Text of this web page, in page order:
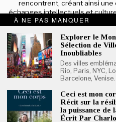
rencontrent, créant ainsi
échanges intellectuels et
© 2024 – TOUS
QUI SOMMES-NOUS
POPULAIRE
Mona Jafarian
pour mieux
que l’histoire
À NE PAS MANQUER
Explorer le
Sélection de
Inoubliables
Des villes
Rio, Paris, NYC,
Barcelone, Venise.
Ceci est mon
Récit sur la
la puissance de
Écrit Par